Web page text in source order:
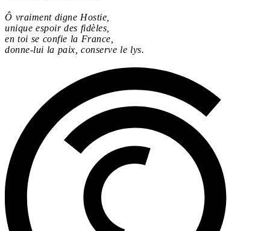
Ô vraiment digne Hostie,
unique espoir des fidèles,
en toi se confie la France,
donne-lui la paix, conserve le lys.